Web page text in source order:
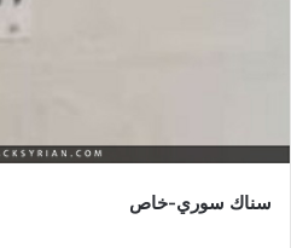
سناك سوري-خاص